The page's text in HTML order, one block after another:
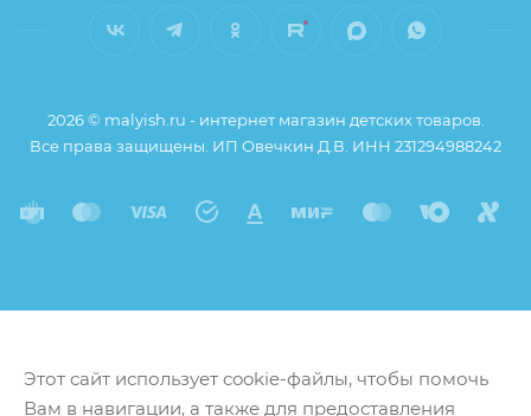
2026 © malyish.ru - интернет магазин детских товаров.
Все права защищены. ИП Овечкин Д.В. ИНН 231294988242
Этот сайт использует cookie-файлы, чтобы помочь
Вам в навигации, а также для предоставления